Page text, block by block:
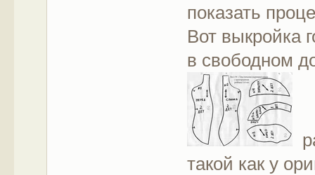
показать
Вот выкройка
в свободном
такой как у